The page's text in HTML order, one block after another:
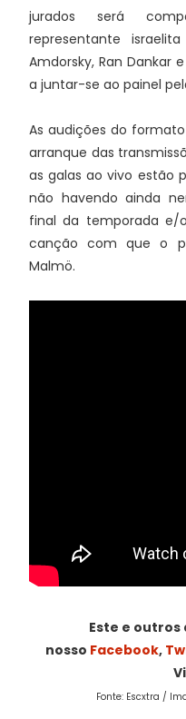
jurados será
representante
Amdorsky, Ran Dankar
a juntar-se ao painel
As audições do
arranque das
as galas ao vivo estão
não havendo ainda
final da temporada e/
canção com que o
Malmö.
Este e
nosso Facebook,
Fonte: Escxtra /